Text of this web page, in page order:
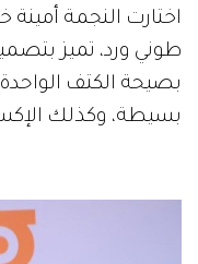
اختارت النجمة
طوني ورد، تميز
بصيحة الكتف
بسيطة، وكذلك